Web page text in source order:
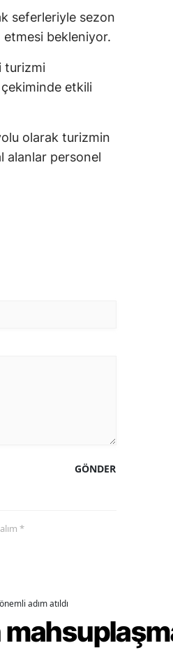
seferleriyle sezon
etmesi bekleniyor.
turizmi
çekiminde etkili
olarak turizmin
alanlar personel
GÖNDER
*
adım atıldı